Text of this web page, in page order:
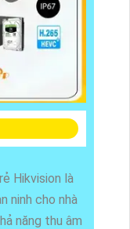
Hikvision là
ninh cho nhà
năng thu âm